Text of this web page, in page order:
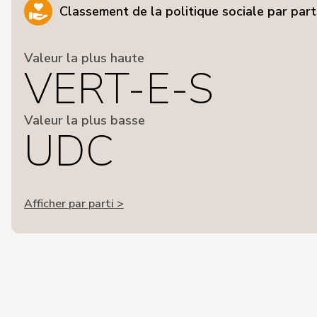
Classement de la politique sociale par
Valeur la plus haute
VERT-E-S
Valeur la plus basse
UDC
Afficher par parti >